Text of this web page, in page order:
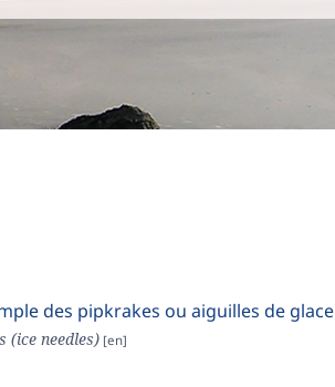
des pipkrakes ou aiguilles de glace
(ice needles)